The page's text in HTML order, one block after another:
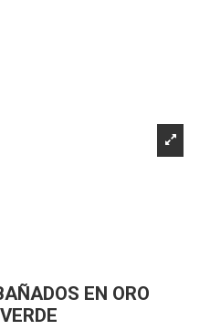
EN ORO